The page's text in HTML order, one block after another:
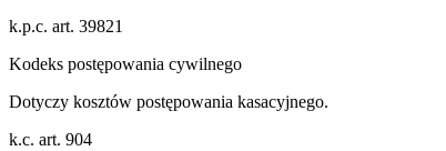
k.p.c. art. 39821
Kodeks postępowania cywilnego
Dotyczy kosztów postępowania kasacyjnego.
k.c. art. 904